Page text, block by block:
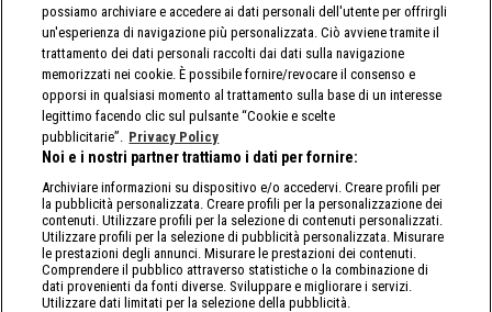
possiamo archiviare e accedere ai dati personali dell'utente per offrirgli
un'esperienza di navigazione più personalizzata. Ciò avviene tramite il
trattamento dei dati personali raccolti dai dati sulla navigazione
memorizzati nei cookie. È possibile fornire/revocare il consenso e
opporsi in qualsiasi momento al trattamento sulla base di un interesse
legittimo facendo clic sul pulsante “Cookie e scelte
pubblicitarie”. Privacy Policy
Noi e i nostri partner trattiamo i dati per fornire:
Archiviare informazioni su dispositivo e/o accedervi. Creare profili per
la pubblicità personalizzata. Creare profili per la personalizzazione dei
contenuti. Utilizzare profili per la selezione di contenuti personalizzati.
Utilizzare profili per la selezione di pubblicità personalizzata. Misurare
le prestazioni degli annunci. Misurare le prestazioni dei contenuti.
Comprendere il pubblico attraverso statistiche o la combinazione di
dati provenienti da fonti diverse. Sviluppare e migliorare i servizi.
Utilizzare dati limitati per la selezione della pubblicità.